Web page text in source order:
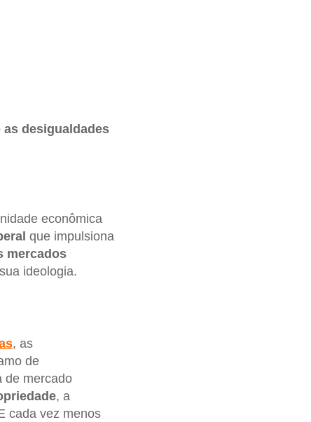
as desigualdades
econômica
que impulsiona
mercados
ideologia.
, as
de
de mercado
, a
cada vez menos